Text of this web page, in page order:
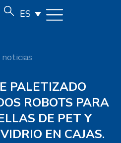
ES
noticias
PALETIZADO
ROBOTS PARA
DE PET Y
EN CAJAS.